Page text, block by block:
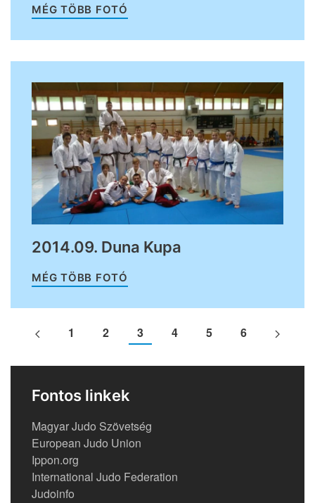
MÉG TÖBB FOTÓ
2014.09. Duna Kupa
MÉG TÖBB FOTÓ
1 2 3 4 5 6
Fontos linkek
Magyar Judo Szövetség
European Judo Union
Ippon.org
International Judo Federation
Judoinfo